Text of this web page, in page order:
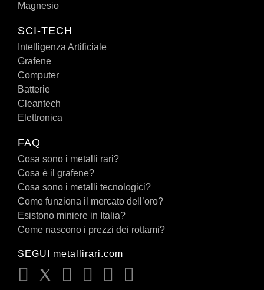
Magnesio
SCI-TECH
Intelligenza Artificiale
Grafene
Computer
Batterie
Cleantech
Elettronica
FAQ
Cosa sono i metalli rari?
Cosa è il grafene?
Cosa sono i metalli tecnologici?
Come funziona il mercato dell’oro?
Esistono miniere in Italia?
Come nascono i prezzi dei rottami?
SEGUI metallirari.com